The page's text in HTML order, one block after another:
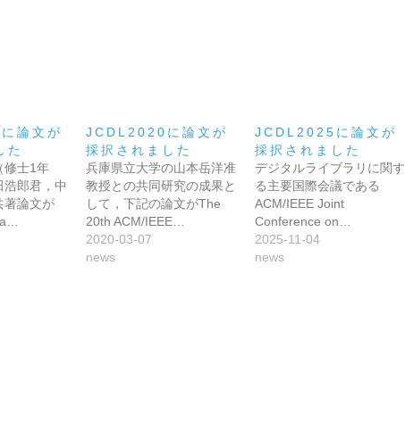
論文が
た
修士1年
郎君，中
著論文が
JCDL2020に論文が
採択されました
兵庫県立大学の山本岳洋准
教授との共同研究の成果と
して，下記の論文がThe
20th ACM/IEEE…
2020-03-07
news
JCDL2025に論文が
採択されました
デジタルライブラリに関す
る主要国際会議である
ACM/IEEE Joint
Conference on…
2025-11-04
news